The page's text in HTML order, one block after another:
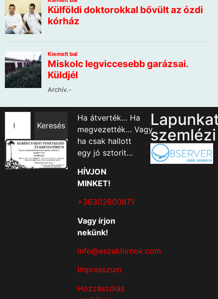
Keresés
Ha átverték… Ha
megvezették… Vagy
ha csak hallott
egy jó sztorit…
HÍVJON
MINKET!
+36302600871
Vagy írjon
nekünk!
info@eszakhirnok.com
Impresszum
Hozzászólás
szemlézi